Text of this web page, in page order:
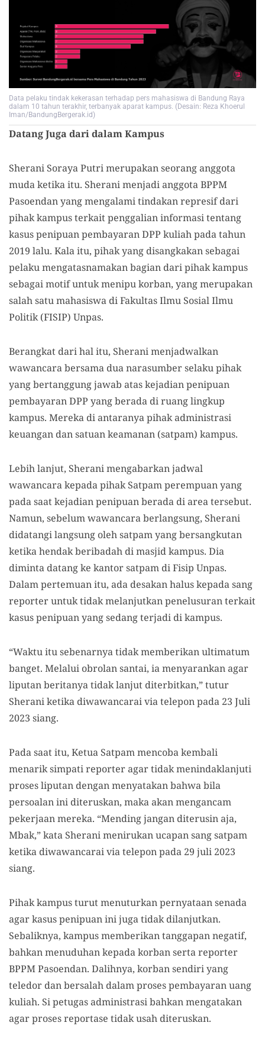
Data pelaku tindak kekerasan terhadap pers mahasiswa di Bandung Raya
dalam 10 tahun terakhir, terbanyak aparat kampus. (Desain: Reza Khoerul
Iman/BandungBergerak.id)
Datang Juga dari dalam Kampus
Sherani Soraya Putri merupakan seorang anggota
muda ketika itu. Sherani menjadi anggota BPPM
Pasoendan yang mengalami tindakan represif dari
pihak kampus terkait penggalian informasi tentang
kasus penipuan pembayaran DPP kuliah pada tahun
2019 lalu. Kala itu, pihak yang disangkakan sebagai
pelaku mengatasnamakan bagian dari pihak kampus
sebagai motif untuk menipu korban, yang merupakan
salah satu mahasiswa di Fakultas Ilmu Sosial Ilmu
Politik (FISIP) Unpas.
Berangkat dari hal itu, Sherani menjadwalkan
wawancara bersama dua narasumber selaku pihak
yang bertanggung jawab atas kejadian penipuan
pembayaran DPP yang berada di ruang lingkup
kampus. Mereka di antaranya pihak administrasi
keuangan dan satuan keamanan (satpam) kampus.
Lebih lanjut, Sherani mengabarkan jadwal
wawancara kepada pihak Satpam perempuan yang
pada saat kejadian penipuan berada di area tersebut.
Namun, sebelum wawancara berlangsung, Sherani
didatangi langsung oleh satpam yang bersangkutan
ketika hendak beribadah di masjid kampus. Dia
diminta datang ke kantor satpam di Fisip Unpas.
Dalam pertemuan itu, ada desakan halus kepada sang
reporter untuk tidak melanjutkan penelusuran terkait
kasus penipuan yang sedang terjadi di kampus.
“Waktu itu sebenarnya tidak memberikan ultimatum
banget. Melalui obrolan santai, ia menyarankan agar
liputan beritanya tidak lanjut diterbitkan,” tutur
Sherani ketika diwawancarai via telepon pada 23 Juli
2023 siang.
Pada saat itu, Ketua Satpam mencoba kembali
menarik simpati reporter agar tidak menindaklanjuti
proses liputan dengan menyatakan bahwa bila
persoalan ini diteruskan, maka akan mengancam
pekerjaan mereka. “Mending jangan diterusin aja,
Mbak,” kata Sherani menirukan ucapan sang satpam
ketika diwawancarai via telepon pada 29 juli 2023
siang.
Pihak kampus turut menuturkan pernyataan senada
agar kasus penipuan ini juga tidak dilanjutkan.
Sebaliknya, kampus memberikan tanggapan negatif,
bahkan menuduhan kepada korban serta reporter
BPPM Pasoendan. Dalihnya, korban sendiri yang
teledor dan bersalah dalam proses pembayaran uang
kuliah. Si petugas administrasi bahkan mengatakan
agar proses reportase tidak usah diteruskan.